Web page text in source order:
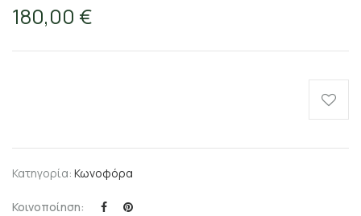
180,00 €
Κατηγορία: Κωνοφόρα
Κοινοποίηση: